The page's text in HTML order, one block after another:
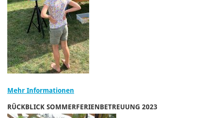
Mehr Informationen
RÜCKBLICK SOMMERFERIENBETREUUNG 2023